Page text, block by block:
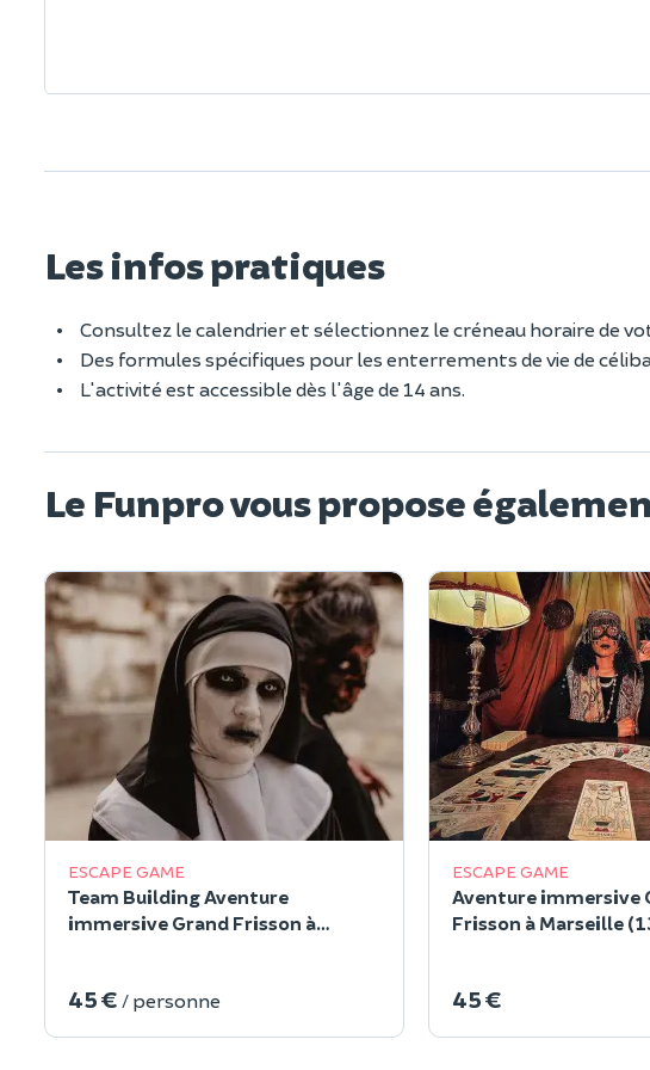
Les infos pratiques
Consultez le calendrier et sélectionnez le créneau horaire de
Des formules spécifiques pour les enterrements de vie de
L'activité est accessible dès l'âge de 14 ans.
Le Funpro vous propose
ESCAPE GAME
Team Building Aventure
immersive Grand Frisson à
45 € / personne
ESCAPE GAME
Aventure immersive
Frisson à Marseille
45 €